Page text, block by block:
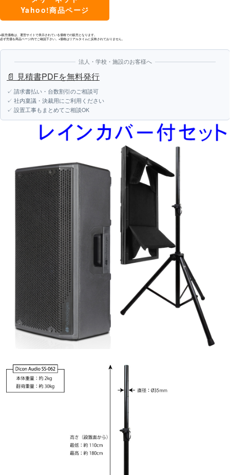
Yahoo!商品ページ
※販売価格は、運営サイトで表示されている価格での販売となります。
必ず売価を商品ページ内でご確認下さい。※価格はリアルタイムに反映されておりません。
法人・学校・施設のお客様へ
📄 見積書PDFを無料発行
✓ 請求書払い・台数割引のご相談可
✓ 社内稟議・決裁用にご利用ください
✓ 設置工事もまとめてご相談OK